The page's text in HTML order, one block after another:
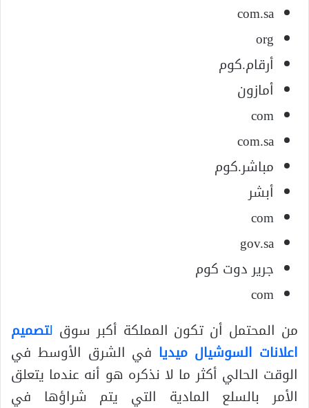
com.sa
org
أرقام.كوم
أمازون
com
com.sa
مباشر.كوم
أبشر
com
gov.sa
جرير دوت كوم
com
من المحتمل أن تكون المملكة أكبر سوق لتصميم
اعلانات السوشيال ميديا في الشرق الأوسط في
الوقت الحالي أكثر ما لا نذكره هو أنه عندما يتعلق
الأمر بالسلع المادية التي يتم شراؤها في